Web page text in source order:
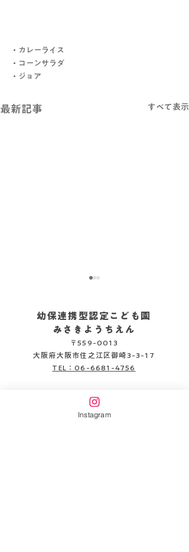
・カレーライス
・コーンサラダ
・ジョア
最新記事 すべて表示
2026.08.06
幼保連携型認定こども園
みさきようちえん
〒559-0013
大阪府大阪市住之江区御崎3-3-17
TEL：06-6681-4756
企業主導型保育施設
みさきピッコロ保育園
Instagram